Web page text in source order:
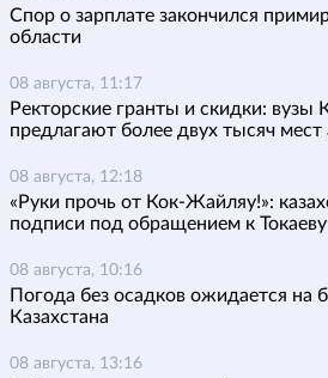
Спор о зарплате закончился
области
08 августа, 11:17
Ректорские гранты и скидки: вузы
предлагают более двух тысяч мест
08 августа, 12:18
«Руки прочь от Кок-Жайляу!»:
подписи под обращением к Токаеву
08 августа, 10:16
Погода без осадков ожидается на
Казахстана
08 августа, 13:16